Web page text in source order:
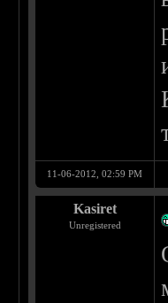
11-06-2012, 02:59 PM
Kasiret
Unregistered